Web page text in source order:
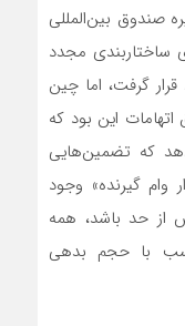
صندوق بین‌المللی
برای ساختاربندی مجدد
گرفت، اما چین
این بود که
که تضمین‌هایی
وام گیرنده» وجود
از حد باشد، همه
با حجم بدهی